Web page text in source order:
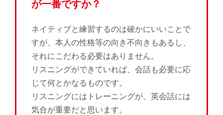
が一番ですか？
ネイティブと練習するのは確かにいいことで
すが、本人の性格等の向き不向きもあるし、
それにこだわる必要はありません。
リスニングができていれば、会話も必要に応
じて何とかなるものです。
リスニングにはトレーニングが、英会話には
気合が重要だと思います。